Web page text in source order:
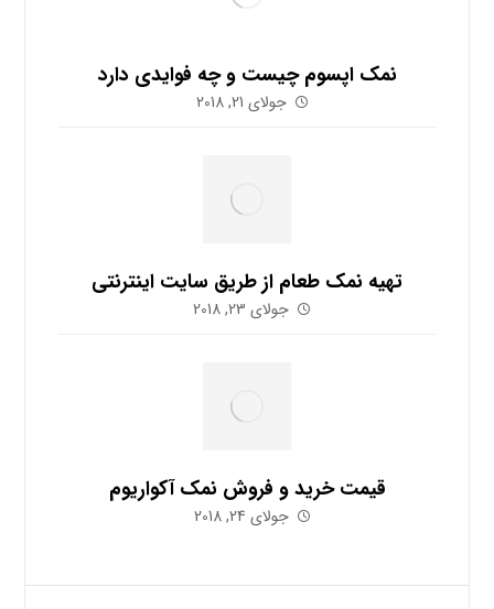
نمک اپسوم چیست و چه فوایدی دارد
جولای 21, 2018
تهیه نمک طعام از طریق سایت اینترنتی
جولای 23, 2018
قیمت خرید و فروش نمک آکواریوم
جولای 24, 2018